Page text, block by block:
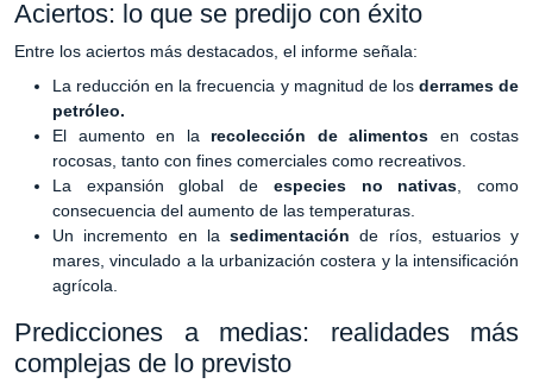
Aciertos: lo que se predijo con éxito
Entre los aciertos más destacados, el informe señala:
La reducción en la frecuencia y magnitud de los derrames de
petróleo.
El aumento en la recolección de alimentos en costas
rocosas, tanto con fines comerciales como recreativos.
La expansión global de especies no nativas, como
consecuencia del aumento de las temperaturas.
Un incremento en la sedimentación de ríos, estuarios y
mares, vinculado a la urbanización costera y la intensificación
agrícola.
Predicciones a medias: realidades más
complejas de lo previsto